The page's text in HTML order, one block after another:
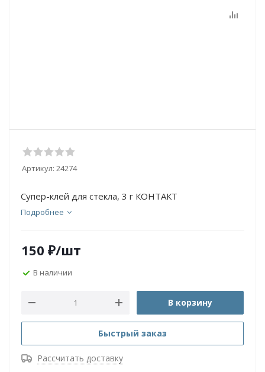
Артикул: 24274
Супер-клей для стекла, 3 г КОНТАКТ
Подробнее
150 ₽/шт
В наличии
В корзину
Быстрый заказ
Рассчитать доставку